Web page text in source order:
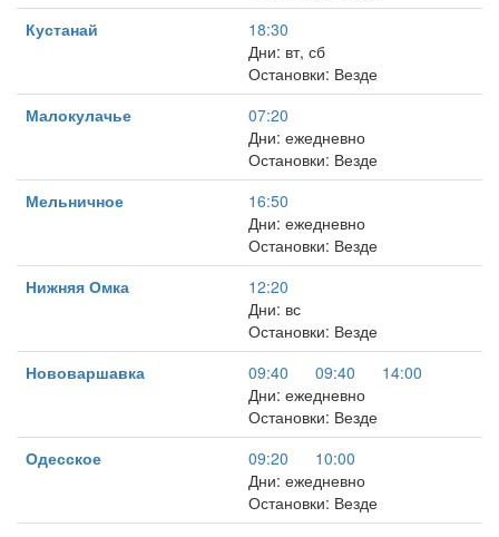
Кустанай
18:30
Дни: вт, сб
Остановки: Везде
Малокулачье
07:20
Дни: ежедневно
Остановки: Везде
Мельничное
16:50
Дни: ежедневно
Остановки: Везде
Нижняя Омка
12:20
Дни: вс
Остановки: Везде
Нововаршавка
09:40 09:40
14:00
Дни: ежедневно
Остановки: Везде
Одесское
09:20
10:00
Дни: ежедневно
Остановки: Везде